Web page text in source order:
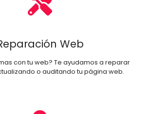
Web
con tu web? Te ayudamos a reparar
o auditando tu página web.